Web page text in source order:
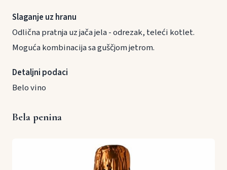
Slaganje uz hranu
Odlična pratnja uz jača jela - odrezak, teleći kotlet.
Moguća kombinacija sa guščjom jetrom.
Detaljni podaci
Belo vino
Bela penina